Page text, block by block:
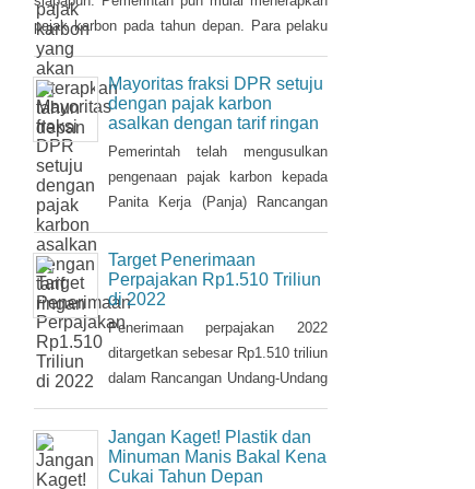
pajak karbon pada tahun depan. Para pelaku
industri perlu mencermati dampak pengenaan
pajak tersebut.Mayoritas fraksi DPR setuju
dengan pajak karbon
asalkan dengan tarif ringan
Pemerintah telah mengusulkan
pengenaan pajak karbon kepada
Panita Kerja (Panja) Rancangan
Perubahan Kelima atas Undang-
Undang Nomor 6/1983 tentang
Ketentuan Umum dan Tata Cara
Perpajakan (RUU KUP) Komisi XI
DPR.
Target Penerimaan
Perpajakan Rp1.510 Triliun
di 2022
Penerimaan perpajakan 2022
ditargetkan sebesar Rp1.510 triliun
dalam Rancangan Undang-Undang
Belanja Negara (RUU APBN)
2022. Nilai ini naik Rp3,1 triliun
dari penerimaan perpajakan dalam
Jangan Kaget! Plastik dan
Minuman Manis Bakal Kena
Cukai Tahun Depan